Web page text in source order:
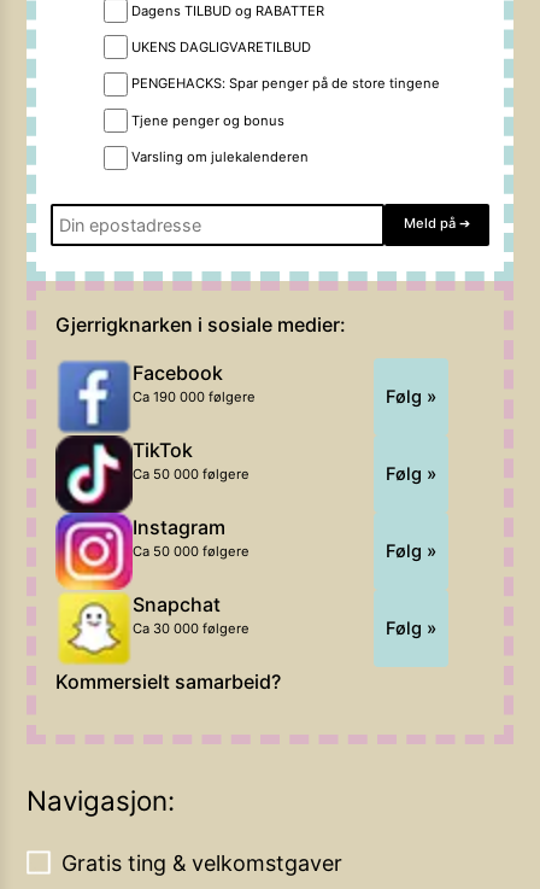
Dagens TILBUD og RABATTER
UKENS DAGLIGVARETILBUD
PENGEHACKS: Spar penger på de store tingene
Tjene penger og bonus
Varsling om julekalenderen
Meld på ➔
Gjerrigknarken i sosiale medier:
Facebook
Ca 190 000 følgere Følg »
TikTok
Ca 50 000 følgere Følg »
Instagram
Ca 50 000 følgere Følg »
Snapchat
Ca 30 000 følgere Følg »
Kommersielt samarbeid?
Navigasjon:
Gratis ting & velkomstgaver